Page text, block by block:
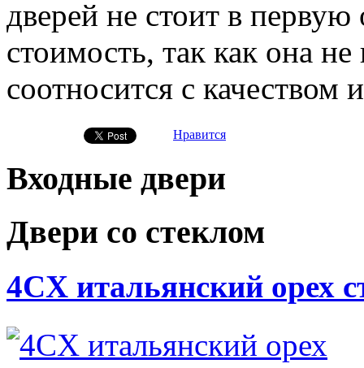
дверей не стоит в первую
стоимость, так как она
соотносится с качеством
Нравится
Входные двери
Двери со стеклом
4CХ итальянский орех